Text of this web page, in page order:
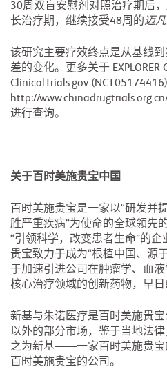
30周双盲安慰剂对照治疗期后
长治疗期，继续接受48周的迈
该研究主要疗效终点是从基线到
差的变化。更多关于
ClinicalTrials.gov
http://
进行查询。
关于百时美施贵宝中国
百时美施贵宝是一家以“研发并
胜严重疾病”为使命的全球领先
“引领科学，改变患者生命”的
贵宝致力于成为“根植中国、源
于加速引进公司在肿瘤学、血
核心治疗领域的创新药物，早日
新基与朱诺医疗是百时美施贵
以外的部分市场，鉴于当地法
之为新基——一家百时美施贵
百时美施贵宝的公司。